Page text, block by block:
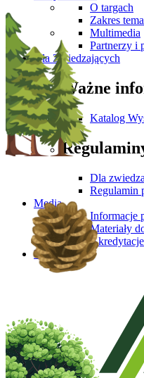
O targach
Zakres
Multimedia
Partnerzy i
Dla Zwiedzających
Ważne
Katalog
Dla
Regulamin
Media
Informacje
Materiały
Akredytacje
Kontakt